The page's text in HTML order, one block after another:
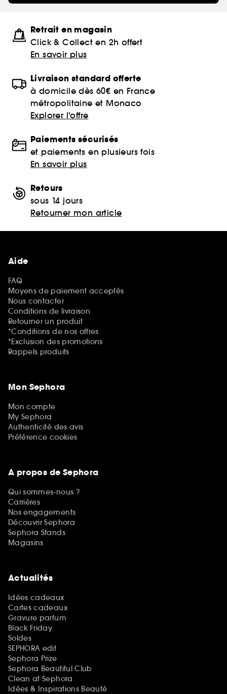
Retrait en magasin
Click & Collect en 2h offert
En savoir plus
Livraison standard offerte
à domicile dès 60€ en France
métropolitaine et Monaco
Explorer l'offre
Paiements sécurisés
et paiements en plusieurs fois
En savoir plus
Retours
sous 14 jours
Retourner mon article
Aide
FAQ
Moyens de paiement acceptés
Nous contacter
Conditions de livraison
Retourner un produit
*Conditions de nos offres
*Exclusion des promotions
Rappels produits
Mon Sephora
Mon compte
My Sephora
Authenticité des avis
Préférence cookies
A propos de Sephora
Qui sommes-nous ?
Carrières
Nos engagements
Découvrir Sephora
Sephora Stands
Magasins
Actualités
Idées cadeaux
Cartes cadeaux
Gravure parfum
Black Friday
Soldes
SEPHORA edit
Sephora Prize
Sephora Beautiful Club
Clean at Sephora
Idées & Inspirations Beauté